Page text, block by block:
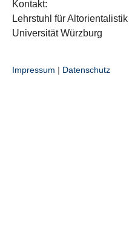
Kontakt:
Lehrstuhl für Altorientalistik
Universität Würzburg
Impressum | Datenschutz